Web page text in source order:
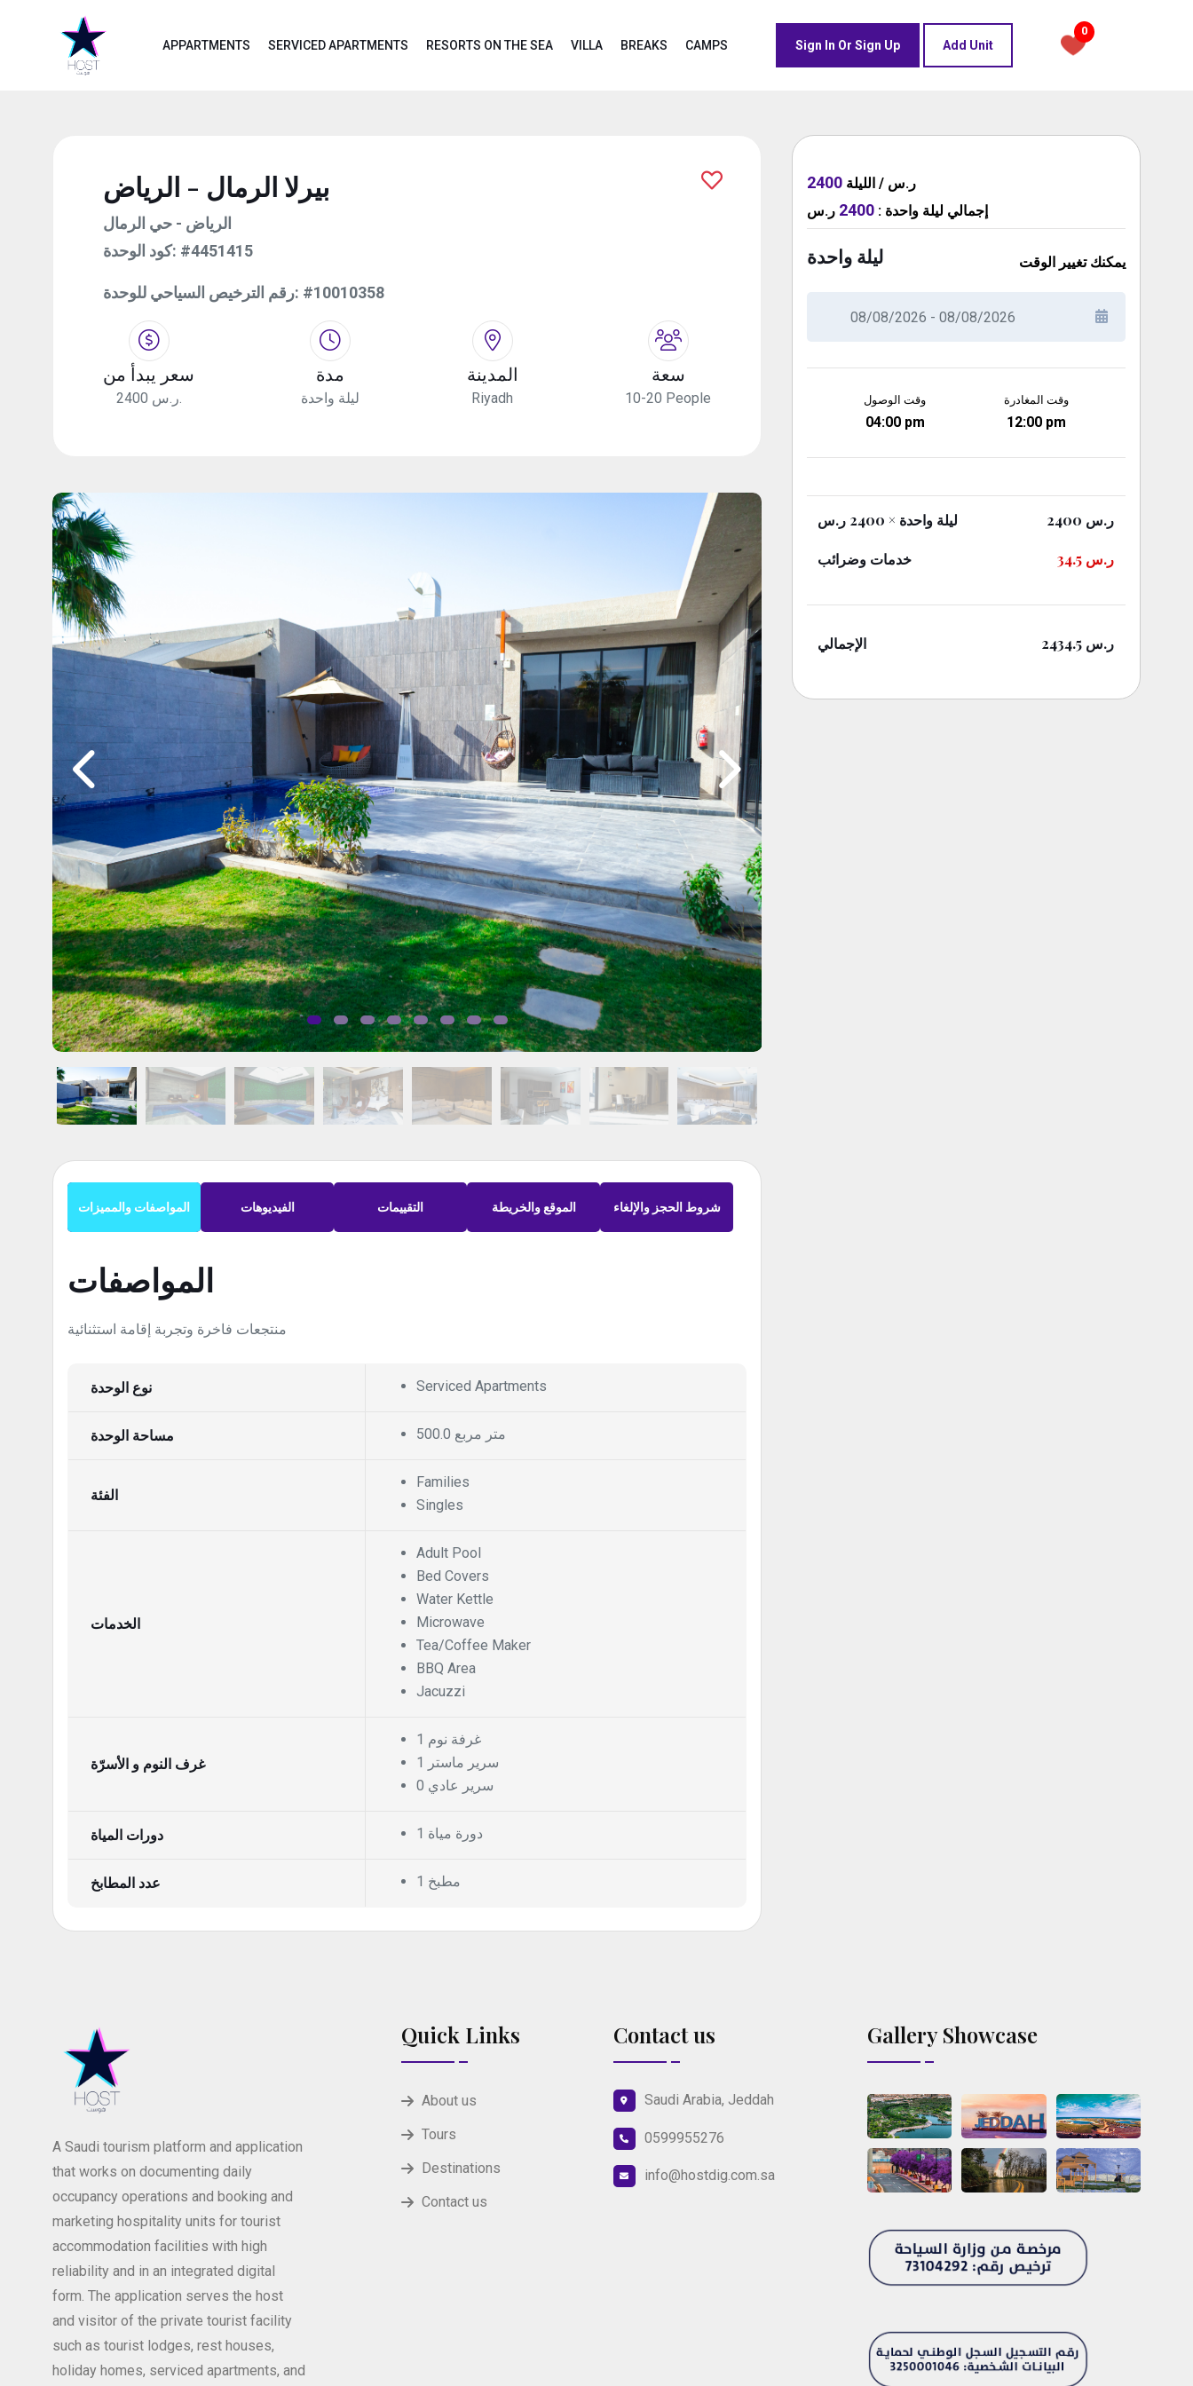
APPARTMENTS SERVICED APARTMENTS RESORTS ON THE SEA VILLA BREAKS CAMPS Sign In Or Sign Up Add Unit
0
بيرلا الرمال - الرياض
الرياض - حي الرمال
كود الوحدة: #4451415
رقم الترخيص السياحي للوحدة: #10010358
سعر يبدأ من
2400 ر.س.
مدة
ليلة واحدة
المدينة
Riyadh
سعة
10-20 People
المواصفات والمميزات الفيديوهات التقييمات الموقع والخريطة شروط الحجز والإلغاء
المواصفات
منتجعات فاخرة وتجربة إقامة استثنائية
نوع الوحدة Serviced Apartments
مساحة الوحدة 500.0 متر مربع
الفئة
Families
Singles
الخدمات
Adult Pool
Bed Covers
Water Kettle
Microwave
Tea/Coffee Maker
BBQ Area
Jacuzzi
غرف النوم و الأسرّة
1 غرفة نوم
1 سرير ماستر
0 سرير عادي
دورات المياة 1 دورة مياة
عدد المطابخ 1 مطبخ
2400 ر.س / الليلة
إجمالي ليلة واحدة :
2400 ر.س
ليلة واحدة يمكنك تغيير الوقت
وقت الوصول
04:00 pm
وقت المغادرة
12:00 pm
ليلة واحدة × 2400 ر.س 2400 ر.س
خدمات وضرائب 34.5 ر.س
الإجمالي 2434.5 ر.س
A Saudi tourism platform and application
that works on documenting daily
occupancy operations and booking and
marketing hospitality units for tourist
accommodation facilities with high
reliability and in an integrated digital
form. The application serves the host
and visitor of the private tourist facility
such as tourist lodges, rest houses,
holiday homes, serviced apartments, and
Quick Links
About us
Tours
Destinations
Contact us
Contact us
Saudi Arabia, Jeddah
0599955276
info@hostdig.com.sa
Gallery Showcase